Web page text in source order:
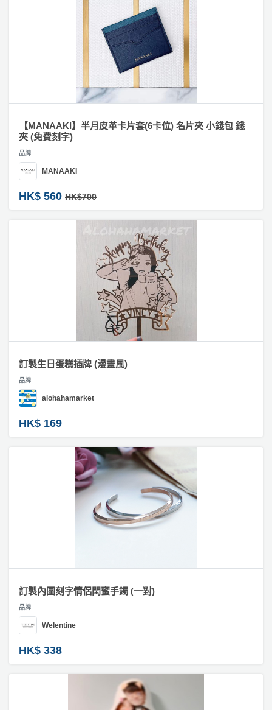
【MANAAKI】半月皮革卡片套(6卡位) 名片夾 小錢包 錢
夾 (免費刻字)
品牌
MANAAKI
HK$ 560 HK$700
訂製生日蛋糕插牌 (漫畫風)
品牌
alohahamarket
HK$ 169
訂製內圍刻字情侶閏蜜手鐲 (一對)
品牌
Welentine
HK$ 338